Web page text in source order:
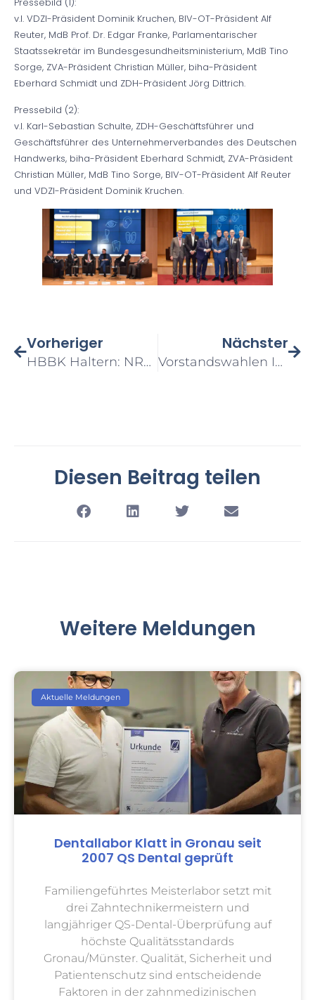
v.l. VDZI-Präsident Dominik Kruchen, BIV-OT-Präsident Alf
Reuter, MdB Prof. Dr. Edgar Franke, Parlamentarischer
Staatssekretär im Bundesgesundheitsministerium, MdB Tino
Sorge, ZVA-Präsident Christian Müller, biha-Präsident
Eberhard Schmidt und ZDH-Präsident Jörg Dittrich.
Pressebild (2):
v.l. Karl-Sebastian Schulte, ZDH-Geschäftsführer und
Geschäftsführer des Unternehmerverbandes des Deutschen
Handwerks, biha-Präsident Eberhard Schmidt, ZVA-Präsident
Christian Müller, MdB Tino Sorge, BIV-OT-Präsident Alf Reuter
und VDZI-Präsident Dominik Kruchen.
Vorheriger
HBBK Haltern: NRW Verantwortliche Im Prüfungswesen Proben Neue GP 1 – Abläufe
Nächster
Vorstandswahlen In Münster – Infos Zur Einbindung In Die Telematik-Infrastruktur
Diesen Beitrag teilen
Weitere Meldungen
Aktuelle Meldungen
Dentallabor Klatt in Gronau seit
2007 QS Dental geprüft
Familiengeführtes Meisterlabor setzt mit
drei Zahntechnikermeistern und
langjähriger QS-Dental-Überprüfung auf
höchste Qualitätsstandards
Gronau/Münster. Qualität, Sicherheit und
Patientenschutz sind entscheidende
Faktoren in der zahnmedizinischen